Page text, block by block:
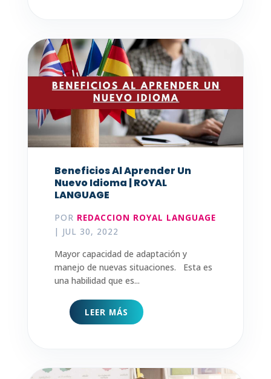
Beneficios Al Aprender Un
Nuevo Idioma | ROYAL
LANGUAGE
POR REDACCION ROYAL LANGUAGE
| JUL 30, 2022
Mayor capacidad de adaptación y
manejo de nuevas situaciones. Esta es
una habilidad que es...
LEER MÁS